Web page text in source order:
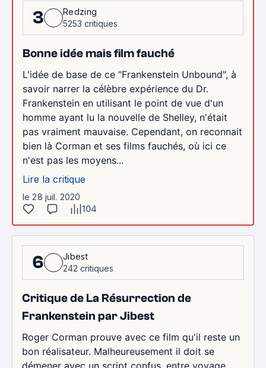
3
Redzing
5253 critiques
Bonne idée mais film fauché
L'idée de base de ce "Frankenstein Unbound", à
savoir narrer la célèbre expérience du Dr.
Frankenstein en utilisant le point de vue d'un
homme ayant lu la nouvelle de Shelley, n'était
pas vraiment mauvaise. Cependant, on reconnait
bien là Corman et ses films fauchés, où ici ce
n'est pas les moyens...
Lire la critique
le 28 juil. 2020
104
6
Jibest
242 critiques
Critique de La Résurrection de
Frankenstein par Jibest
Roger Corman prouve avec ce film qu'il reste un
bon réalisateur. Malheureusement il doit se
démener avec un script confus, entre voyage